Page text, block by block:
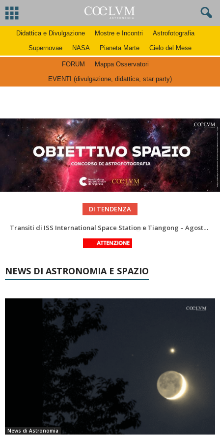
Didattica e Divulgazione Mostre e Incontri
Astrofotografia
Supernovae
NASA Pianeta Marte Cielo del Mese
FORUM
Mappa Osservatori
EVENTI (divulgazione, didattica, star party)
DI TENDENZA
La Luna del Mese – Agosto 2026
Le costellazioni di Agosto 2026: Delfino
NEWS DI ASTRONOMIA E SPAZIO
News di Astronomia